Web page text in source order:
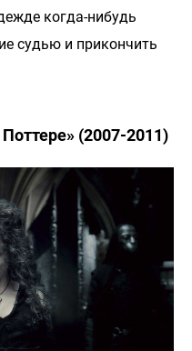
когда-нибудь
судью и прикончить
(2007-2011)